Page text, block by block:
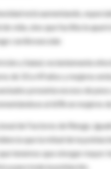
está aumentando,
de vida, sino que facilita la
cardiovascular.
y Salud, recientemente
de 10 a 49 años y mujeres
presenta exceso de
al 60% en mujeres
de Factores de Riesgo,
que la mitad de la
tenemos que otorgar
para toda la población.